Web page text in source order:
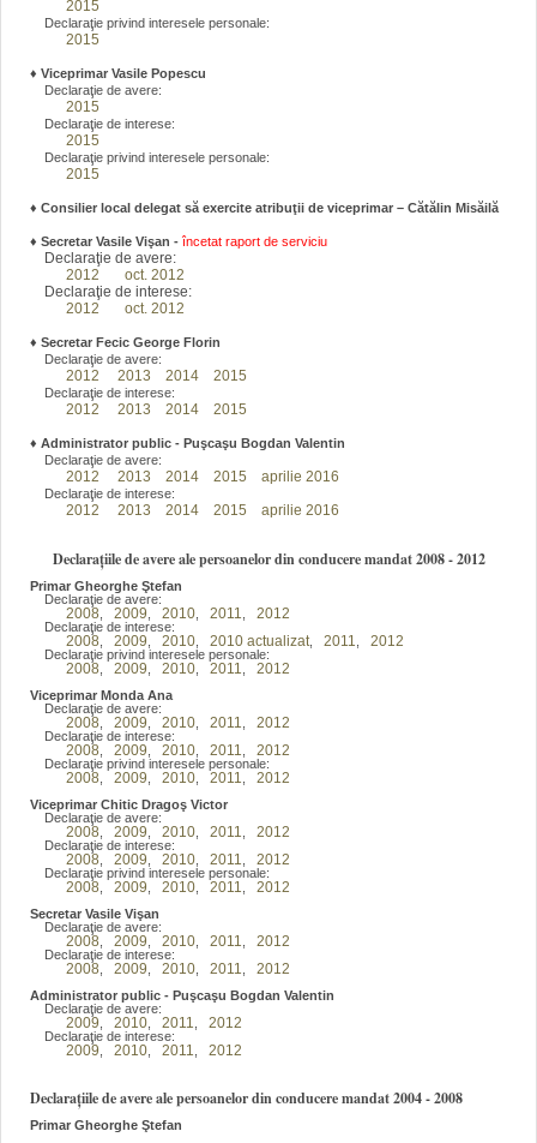
2015
Declaraţie privind interesele personale:
2015
♦ Viceprimar Vasile Popescu
Declaraţie de avere:
2015
Declaraţie de interese:
2015
Declaraţie privind interesele personale:
2015
♦ Consilier local delegat să exercite atribuţii de viceprimar – Cătălin Misăilă
♦ Secretar Vasile Vişan - încetat raport de serviciu
Declaraţie de avere:
2012
oct. 2012
Declaraţie de interese:
2012
oct. 2012
♦ Secretar Fecic George Florin
Declaraţie de avere:
2012 2013 2014 2015
Declaraţie de interese:
2012 2013 2014 2015
♦ Administrator public - Puşcaşu Bogdan Valentin
Declaraţie de avere:
2012 2013 2014 2015 aprilie 2016
Declaraţie de interese:
2012 2013 2014 2015 aprilie 2016
Declarațiile de avere ale persoanelor din conducere mandat 2008 - 2012
Primar Gheorghe Ştefan
Declaraţie de avere:
2008 2009 2010 2011 2012
Declaraţie de interese:
2008 2009 2010 2010 actualizat 2011 2012
Declaraţie privind interesele personale:
2008 2009 2010 2011 2012
Viceprimar Monda Ana
Declaraţie de avere:
2008 2009 2010 2011 2012
Declaraţie de interese:
2008 2009 2010 2011 2012
Declaraţie privind interesele personale:
2008 2009 2010 2011 2012
Viceprimar Chitic Dragoş Victor
Declaraţie de avere:
2008 2009 2010 2011 2012
Declaraţie de interese:
2008 2009 2010 2011 2012
Declaraţie privind interesele personale:
2008 2009 2010 2011 2012
Secretar Vasile Vişan
Declaraţie de avere:
2008 2009 2010 2011 2012
Declaraţie de interese:
2008 2009 2010 2011 2012
Administrator public - Puşcaşu Bogdan Valentin
Declaraţie de avere:
2009 2010 2011 2012
Declaraţie de interese:
2009 2010 2011 2012
Declarațiile de avere ale persoanelor din conducere mandat 2004 - 2008
Primar Gheorghe Ştefan